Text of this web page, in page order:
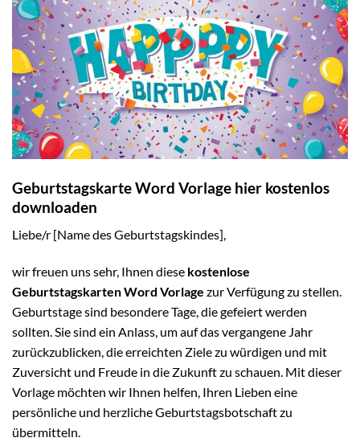
Geburtstagskarte Word Vorlage hier kostenlos
downloaden
Liebe/r [Name des Geburtstagskindes],
wir freuen uns sehr, Ihnen diese kostenlose
Geburtstagskarten Word Vorlage zur Verfügung zu stellen.
Geburtstage sind besondere Tage, die gefeiert werden
sollten. Sie sind ein Anlass, um auf das vergangene Jahr
zurückzublicken, die erreichten Ziele zu würdigen und mit
Zuversicht und Freude in die Zukunft zu schauen. Mit dieser
Vorlage möchten wir Ihnen helfen, Ihren Lieben eine
persönliche und herzliche Geburtstagsbotschaft zu
übermitteln.